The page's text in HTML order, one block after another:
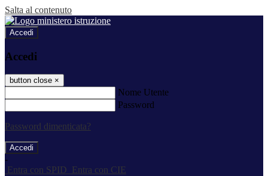
Salta al contenuto
Accedi
Accedi
button close ×
Nome Utente
Password
Password dimenticata?
-
Entra con SPID
Entra con CIE